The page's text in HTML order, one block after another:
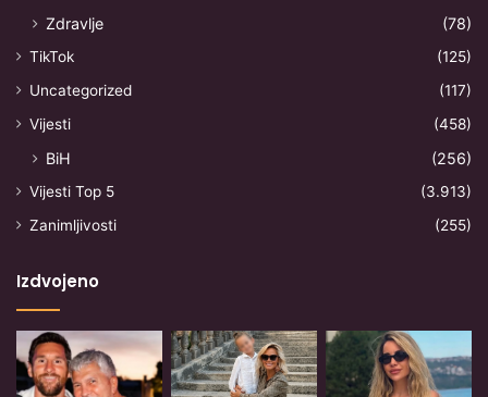
Zdravlje
(78)
TikTok
(125)
Uncategorized
(117)
Vijesti
(458)
BiH (256)
Vijesti Top 5
(3.913)
Zanimljivosti
(255)
Izdvojeno